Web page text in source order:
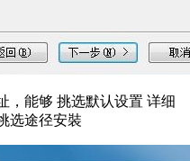
，能够 挑选默认设置 详细
选途径安裝